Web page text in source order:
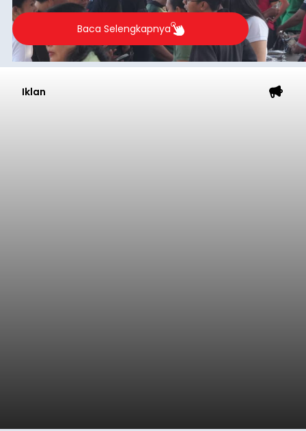
Baca Selengkapnya
Iklan